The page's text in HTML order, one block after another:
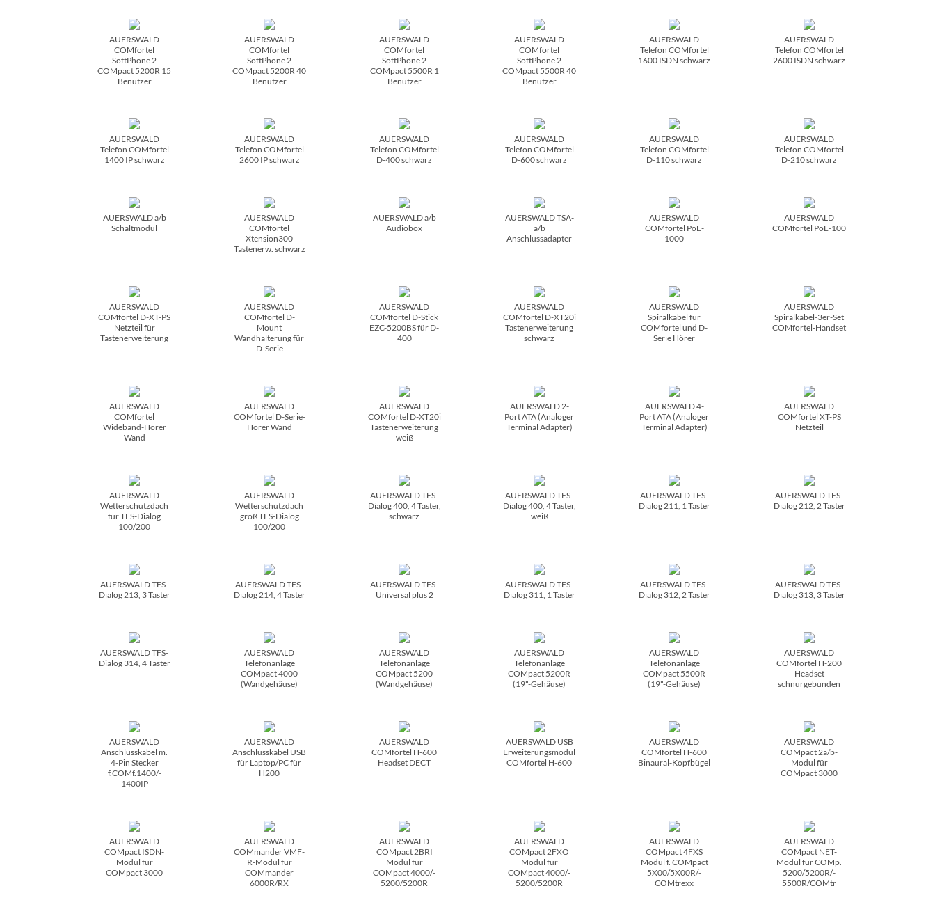
AUERSWALD
COMfortel
SoftPhone 2
COMpact 5200R 15
Benutzer
AUERSWALD
COMfortel
SoftPhone 2
COMpact 5200R 40
Benutzer
AUERSWALD
COMfortel
SoftPhone 2
COMpact 5500R 1
Benutzer
AUERSWALD
COMfortel
SoftPhone 2
COMpact 5500R 40
Benutzer
AUERSWALD
Telefon COMfortel
1600 ISDN schwarz
AUERSWALD
Telefon COMfortel
2600 ISDN schwarz
AUERSWALD
Telefon COMfortel
1400 IP schwarz
AUERSWALD
Telefon COMfortel
2600 IP schwarz
AUERSWALD
Telefon COMfortel
D-400 schwarz
AUERSWALD
Telefon COMfortel
D-600 schwarz
AUERSWALD
Telefon COMfortel
D-110 schwarz
AUERSWALD
Telefon COMfortel
D-210 schwarz
AUERSWALD a/­b
Schaltmodul
AUERSWALD
COMfortel
Xtension300
Tastenerw. schwarz
AUERSWALD a/­b
Audiobox
AUERSWALD TSA-
a/­b
Anschlussadapter
AUERSWALD
COMfortel PoE-
1000
AUERSWALD
COMfortel PoE-100
AUERSWALD
COMfortel D-XT-PS
Netzteil für
Tastenerweiterung
AUERSWALD
COMfortel D-
Mount
Wandhalterung für
D-Serie
AUERSWALD
COMfortel D-Stick
EZC-5200BS für D-
400
AUERSWALD
COMfortel D-XT20i
Tastenerweiterung
schwarz
AUERSWALD
Spiralkabel für
COMfortel und D-
Serie Hörer
AUERSWALD
Spiralkabel-3er-Set
COMfortel-Handset
AUERSWALD
COMfortel
Wideband-Hörer
Wand
AUERSWALD
COMfortel D-Serie-
Hörer Wand
AUERSWALD
COMfortel D-XT20i
Tastenerweiterung
weiß
AUERSWALD 2-
Port ATA (Analoger
Terminal Adapter)
AUERSWALD 4-
Port ATA (Analoger
Terminal Adapter)
AUERSWALD
COMfortel XT-PS
Netzteil
AUERSWALD
Wetterschutzdach
für TFS-Dialog
100/­200
AUERSWALD
Wetterschutzdach
groß TFS-Dialog
100/­200
AUERSWALD TFS-
Dialog 400, 4 Taster,
schwarz
AUERSWALD TFS-
Dialog 400, 4 Taster,
weiß
AUERSWALD TFS-
Dialog 211, 1 Taster
AUERSWALD TFS-
Dialog 212, 2 Taster
AUERSWALD TFS-
Dialog 213, 3 Taster
AUERSWALD TFS-
Dialog 214, 4 Taster
AUERSWALD TFS-
Universal plus 2
AUERSWALD TFS-
Dialog 311, 1 Taster
AUERSWALD TFS-
Dialog 312, 2 Taster
AUERSWALD TFS-
Dialog 313, 3 Taster
AUERSWALD TFS-
Dialog 314, 4 Taster
AUERSWALD
Telefonanlage
COMpact 4000
(Wandgehäuse)
AUERSWALD
Telefonanlage
COMpact 5200
(Wandgehäuse)
AUERSWALD
Telefonanlage
COMpact 5200R
(19"-Gehäuse)
AUERSWALD
Telefonanlage
COMpact 5500R
(19"-Gehäuse)
AUERSWALD
COMfortel H-200
Headset
schnurgebunden
AUERSWALD
Anschlusskabel m.
4-Pin Stecker
f.COMf.1400/­
1400IP
AUERSWALD
Anschlusskabel USB
für Laptop/­PC für
H200
AUERSWALD
COMfortel H-600
Headset DECT
AUERSWALD USB
Erweiterungsmodul
COMfortel H-600
AUERSWALD
COMfortel H-600
Binaural-Kopfbügel
AUERSWALD
COMpact 2a/­b-
Modul für
COMpact 3000
AUERSWALD
COMpact ISDN-
Modul für
COMpact 3000
AUERSWALD
COMmander VMF-
R-Modul für
COMmander
6000R/­RX
AUERSWALD
COMpact 2BRI
Modul für
COMpact 4000/­
5200/­5200R
AUERSWALD
COMpact 2FXO
Modul für
COMpact 4000/­
5200/­5200R
AUERSWALD
COMpact 4FXS
Modul f. COMpact
5X00/­5X00R/­
COMtrexx
AUERSWALD
COMpact NET-
Modul für COMp.
5200/­5200R/­
5500R/­COMtr